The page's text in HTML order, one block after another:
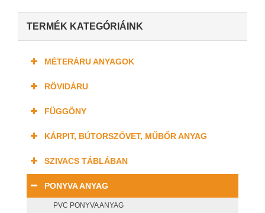
TERMÉK KATEGÓRIÁINK
MÉTERÁRU ANYAGOK
RÖVIDÁRU
FÜGGÖNY
KÁRPIT, BÚTORSZÖVET, MŰBŐR ANYAG
SZIVACS TÁBLÁBAN
PONYVA ANYAG
PVC PONYVA ANYAG